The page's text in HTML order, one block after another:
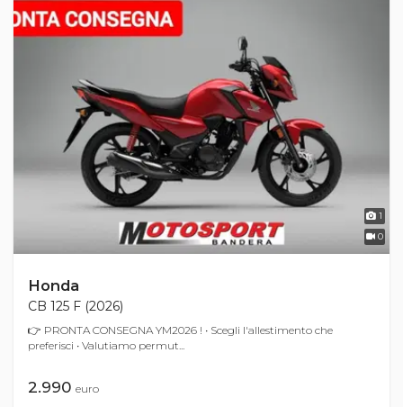
1
0
Honda
CB 125 F (2026)
👉 PRONTA CONSEGNA YM2026 ! • Scegli l'allestimento che
preferisci • Valutiamo permut...
2.990 euro